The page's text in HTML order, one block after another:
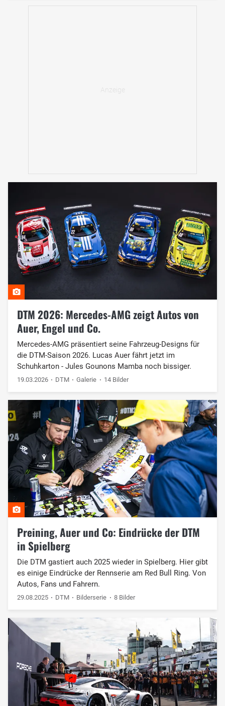
DTM 2026: Mercedes-AMG zeigt Autos von
Auer, Engel und Co.
Mercedes-AMG präsentiert seine Fahrzeug-Designs für
die DTM-Saison 2026. Lucas Auer fährt jetzt im
Schuhkarton - Jules Gounons Mamba noch bissiger.
19.03.2026 DTM Galerie 14 Bilder
Preining, Auer und Co: Eindrücke der DTM
in Spielberg
Die DTM gastiert auch 2025 wieder in Spielberg. Hier gibt
es einige Eindrücke der Rennserie am Red Bull Ring. Von
Autos, Fans und Fahrern.
29.08.2025 DTM Bilderserie 8 Bilder